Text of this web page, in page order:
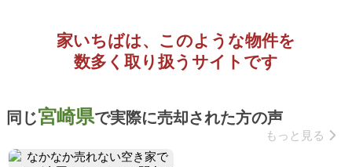
家いちばは、このような物件を
数多く取り扱うサイトです
同じ宮崎県で実際に売却された方の声
もっと見る